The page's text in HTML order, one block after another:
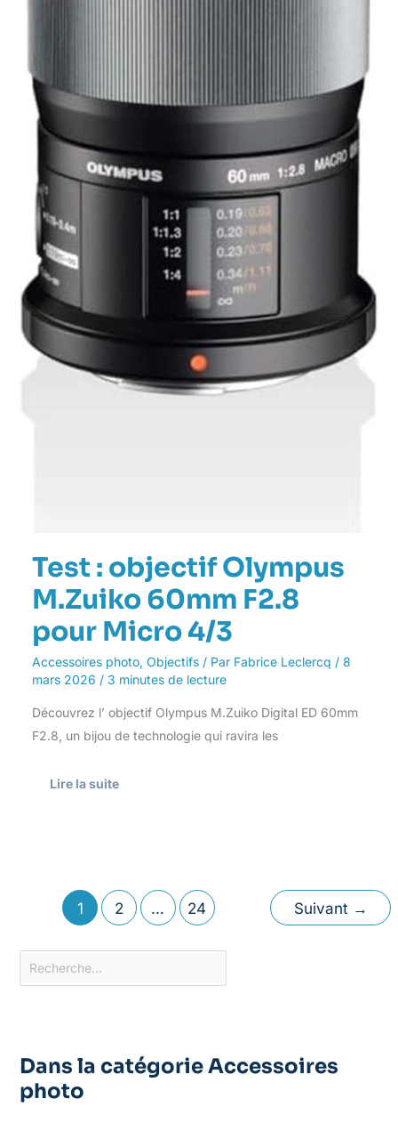
Test : objectif Olympus
M.Zuiko 60mm F2.8
pour Micro 4/3
Accessoires photo, Objectifs/ Par Fabrice Leclercq / 8
mars 2026 / 3 minutes de lecture
Découvrez l’ objectif Olympus M.Zuiko Digital ED 60mm
F2.8, un bijou de technologie qui ravira les
Lire la suite
1 2 … 24 Suivant →
Dans la catégorie Accessoires
photo